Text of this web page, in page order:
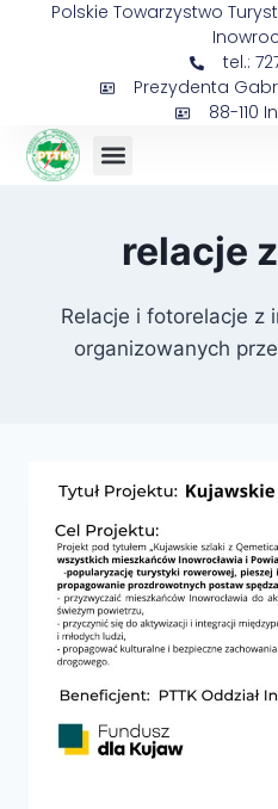
Polskie Towarzystwo
tel.:
Prezydenta
88-110
relacje
Relacje i fotorelacje z
organizowanych